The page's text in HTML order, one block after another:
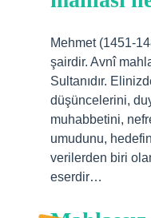
Mehmet (1451-
şairdir. Avnî
Sultanıdır.
düşüncelerini,
muhabbetini,
umudunu,
verilerden biri
eserdir…